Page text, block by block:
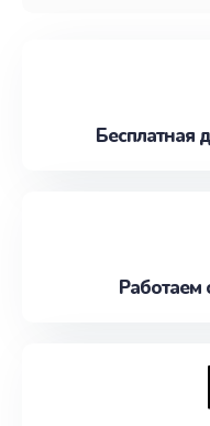
Бесплатная
Работаем